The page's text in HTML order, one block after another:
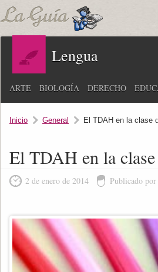
Lengua
ARTE BIOLOGÍA DERECHO
Inicio General El TDAH en la clase
El TDAH en la
2 de enero de 2014 Publicado